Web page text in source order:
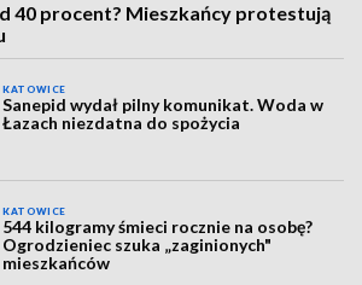
40 procent? Mieszkańcy protestują
KATOWICE
Sanepid wydał pilny komunikat. Woda w
Łazach niezdatna do spożycia
KATOWICE
544 kilogramy śmieci rocznie na osobę?
Ogrodzieniec szuka „zaginionych"
mieszkańców